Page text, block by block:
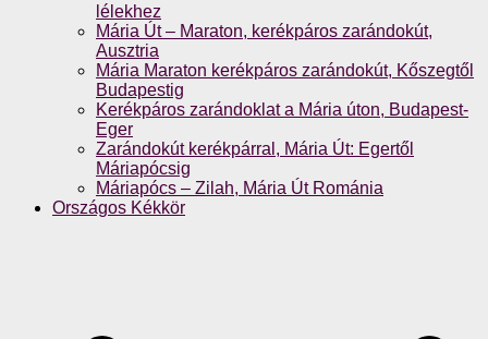
lélekhez
Mária Út – Maraton, kerékpáros zarándokút,
Ausztria
Mária Maraton kerékpáros zarándokút, Kőszegtől
Budapestig
Kerékpáros zarándoklat a Mária úton, Budapest-
Eger
Zarándokút kerékpárral, Mária Út: Egertől
Máriapócsig
Máriapócs – Zilah, Mária Út Románia
Országos Kékkör